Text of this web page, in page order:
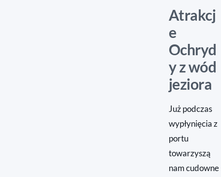
Atrakcj
e
Ochryd
y z wód
jeziora
Już podczas
wypłynięcia z
portu
towarzyszą
nam cudowne